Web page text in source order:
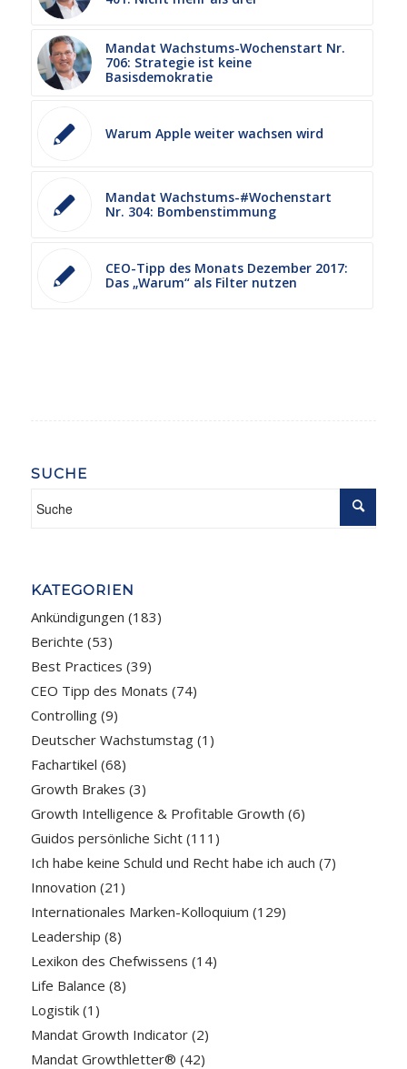
Mandat Wachstums-Wochenstart Nr.
706: Strategie ist keine
Basisdemokratie
Warum Apple weiter wachsen wird
Mandat Wachstums-#Wochenstart
Nr. 304: Bombenstimmung
CEO-Tipp des Monats Dezember 2017:
Das „Warum“ als Filter nutzen
SUCHE
KATEGORIEN
Ankündigungen (183)
Berichte (53)
Best Practices (39)
CEO Tipp des Monats (74)
Controlling(9)
Deutscher Wachstumstag(1)
Fachartikel (68)
Growth Brakes (3)
Growth Intelligence & Profitable Growth (6)
Guidos persönliche Sicht(111)
Ich habe keine Schuld und Recht habe ich auch (7)
Innovation (21)
Internationales Marken-Kolloquium (129)
Leadership (8)
Lexikon des Chefwissens (14)
Life Balance (8)
Logistik(1)
Mandat Growth Indicator(2)
Mandat Growthletter® (42)